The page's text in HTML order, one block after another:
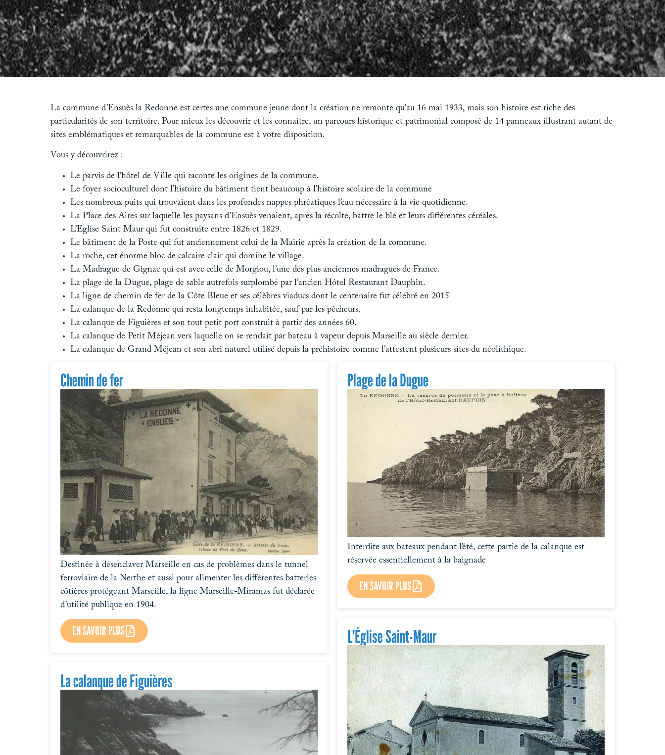
La commune d’Ensuès la Redonne est certes une commune jeune dont la création ne remonte qu’au 16 mai 1933, mais son histoire est riche des
particularités de son territoire. Pour mieux les découvrir et les connaître, un parcours historique et patrimonial composé de 14 panneaux illustrant autant de
sites emblématiques et remarquables de la commune est à votre disposition.
Vous y découvrirez :
Le parvis de l’hôtel de Ville qui raconte les origines de la commune.
Le foyer socioculturel dont l’histoire du bâtiment tient beaucoup à l’histoire scolaire de la commune
Les nombreux puits qui trouvaient dans les profondes nappes phréatiques l’eau nécessaire à la vie quotidienne.
La Place des Aires sur laquelle les paysans d’Ensuès venaient, après la récolte, battre le blé et leurs différentes céréales.
L’Eglise Saint Maur qui fut construite entre 1826 et 1829.
Le bâtiment de la Poste qui fut anciennement celui de la Mairie après la création de la commune.
La roche, cet énorme bloc de calcaire clair qui domine le village.
La Madrague de Gignac qui est avec celle de Morgiou, l’une des plus anciennes madragues de France.
La plage de la Dugue, plage de sable autrefois surplombé par l’ancien Hôtel Restaurant Dauphin.
La ligne de chemin de fer de la Côte Bleue et ses célèbres viaducs dont le centenaire fut célébré en 2015
La calanque de la Redonne qui resta longtemps inhabitée, sauf par les pêcheurs.
La calanque de Figuières et son tout petit port construit à partir des années 60.
La calanque de Petit Méjean vers laquelle on se rendait par bateau à vapeur depuis Marseille au siècle dernier.
La calanque de Grand Méjean et son abri naturel utilisé depuis la préhistoire comme l’attestent plusieurs sites du néolithique.
Chemin de fer
Destinée à désenclaver Marseille en cas de problèmes dans le tunnel
ferroviaire de la Nerthe et aussi pour alimenter les différentes batteries
côtières protégeant Marseille, la ligne Marseille-Miramas fut déclarée
d’utilité publique en 1904.
EN SAVOIR PLUS
Plage de la Dugue
Interdite aux bateaux pendant l’été, cette partie de la calanque est
réservée essentiellement à la baignade
EN SAVOIR PLUS
L’Église Saint-Maur
La calanque de Figuières